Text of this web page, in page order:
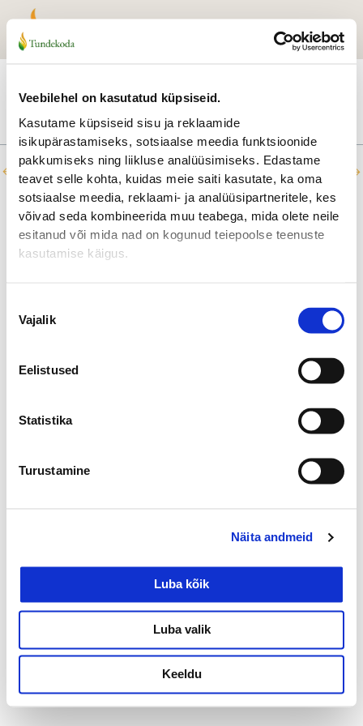
Veebilehel on kasutatud küpsiseid.
Kasutame küpsiseid sisu ja reklaamide
isikupärastamiseks, sotsiaalse meedia funktsioonide
pakkumiseks ning liikluse analüüsimiseks. Edastame
teavet selle kohta, kuidas meie saiti kasutate, ka oma
sotsiaalse meedia, reklaami- ja analüüsipartneritele, kes
võivad seda kombineerida muu teabega, mida olete neile
esitanud või mida nad on kogunud teiepoolse teenuste
kasutamise käigus.
valik
Vajalik
Eelistused
Statistika
Turustamine
Näita andmeid
Luba kõik
Luba valik
Keeldu
to
contentTiiu (Anettele)
← Previous Testimonial Next Testimonial →
Privaatsuspoliitika